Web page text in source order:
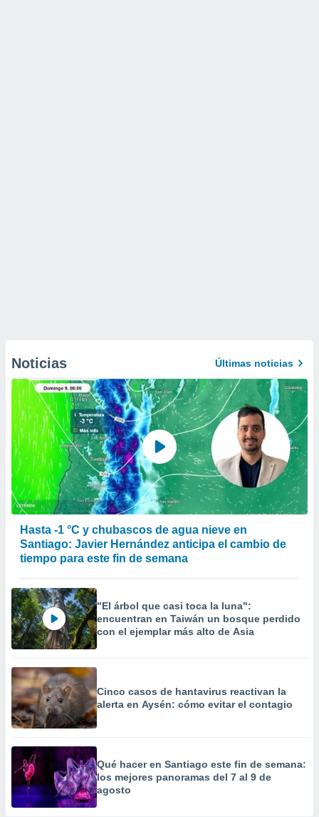
Noticias Últimas noticias
Hasta -1 °C y chubascos de agua nieve en
Santiago: Javier Hernández anticipa el cambio de
tiempo para este fin de semana
"El árbol que casi toca la luna":
encuentran en Taiwán un bosque perdido
con el ejemplar más alto de Asia
Cinco casos de hantavirus reactivan la
alerta en Aysén: cómo evitar el contagio
Qué hacer en Santiago este fin de semana:
los mejores panoramas del 7 al 9 de
agosto